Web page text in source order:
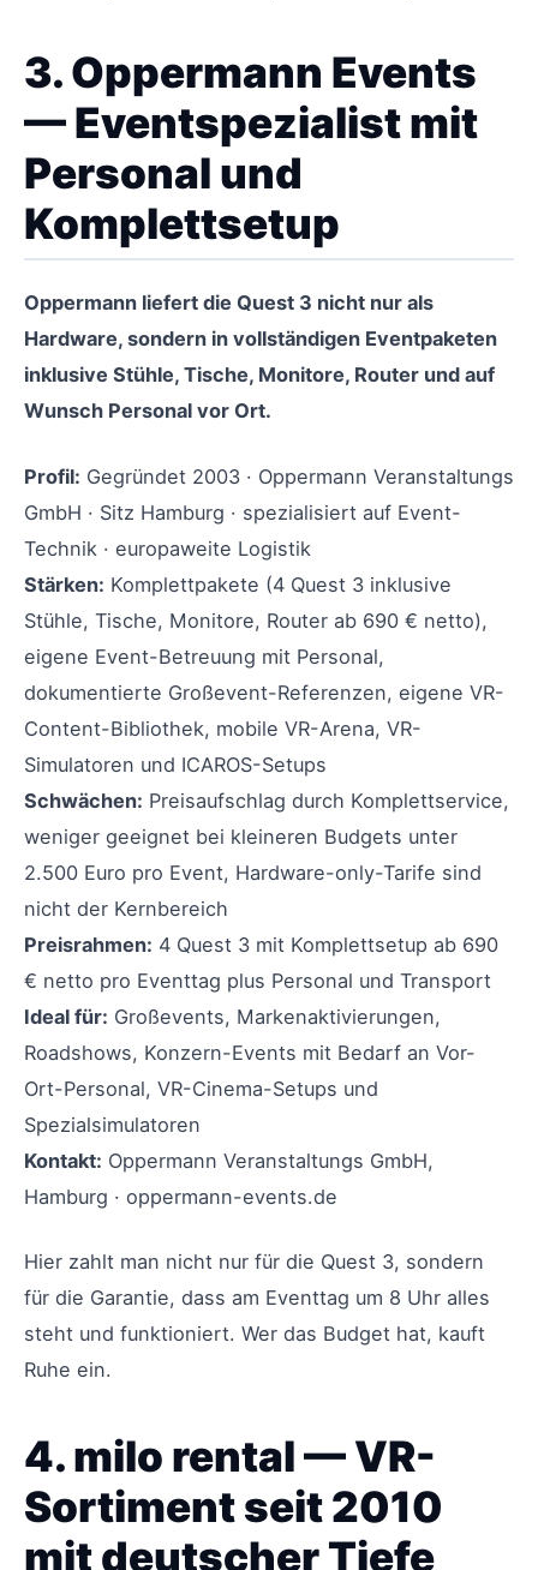
3. Oppermann Events
— Eventspezialist mit
Personal und
Komplettsetup
Oppermann liefert die Quest 3 nicht nur als
Hardware, sondern in vollständigen Eventpaketen
inklusive Stühle, Tische, Monitore, Router und auf
Wunsch Personal vor Ort.
Profil: Gegründet 2003 · Oppermann Veranstaltungs
GmbH · Sitz Hamburg · spezialisiert auf Event-
Technik · europaweite Logistik
Stärken: Komplettpakete (4 Quest 3 inklusive
Stühle, Tische, Monitore, Router ab 690 € netto),
eigene Event-Betreuung mit Personal,
dokumentierte Großevent-Referenzen, eigene VR-
Content-Bibliothek, mobile VR-Arena, VR-
Simulatoren und ICAROS-Setups
Schwächen: Preisaufschlag durch Komplettservice,
weniger geeignet bei kleineren Budgets unter
2.500 Euro pro Event, Hardware-only-Tarife sind
nicht der Kernbereich
Preisrahmen: 4 Quest 3 mit Komplettsetup ab 690
€ netto pro Eventtag plus Personal und Transport
Ideal für: Großevents, Markenaktivierungen,
Roadshows, Konzern-Events mit Bedarf an Vor-
Ort-Personal, VR-Cinema-Setups und
Spezialsimulatoren
Kontakt: Oppermann Veranstaltungs GmbH,
Hamburg · oppermann-events.de
Hier zahlt man nicht nur für die Quest 3, sondern
für die Garantie, dass am Eventtag um 8 Uhr alles
steht und funktioniert. Wer das Budget hat, kauft
Ruhe ein.
4. milo rental — VR-
Sortiment seit 2010
mit deutscher Tiefe